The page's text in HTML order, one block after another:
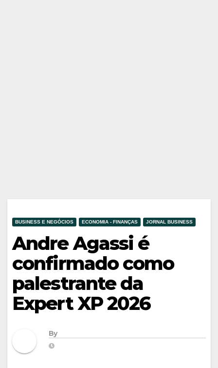
BUSINESS E NEGÓCIOS ECONOMIA - FINANÇAS JORNAL BUSINESS
Andre Agassi é
confirmado como
palestrante da
Expert XP 2026
By